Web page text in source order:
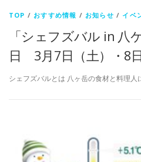
TOP / おすすめ情報 / お知らせ /イベ
「シェフズバル in
日 3月7日（土）・8日
シェフズバルとは 八ヶ岳の食材と料